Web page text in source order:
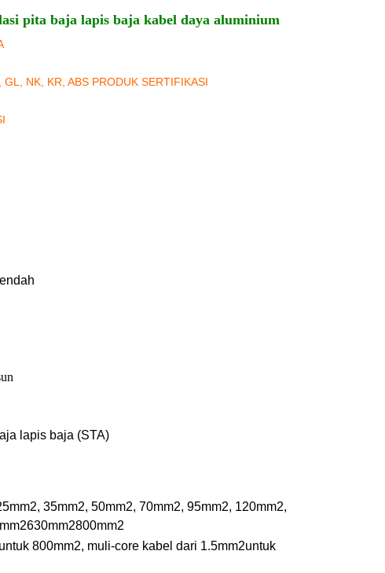
pita baja lapis baja kabel daya aluminium
NK, KR, ABS PRODUK SERTIFIKASI
lapis baja (STA)
2, 35mm2, 50mm2, 70mm2, 95mm2, 120mm2,
2630mm2800mm2
untuk 800mm2, muli-core kabel dari 1.5mm2untuk